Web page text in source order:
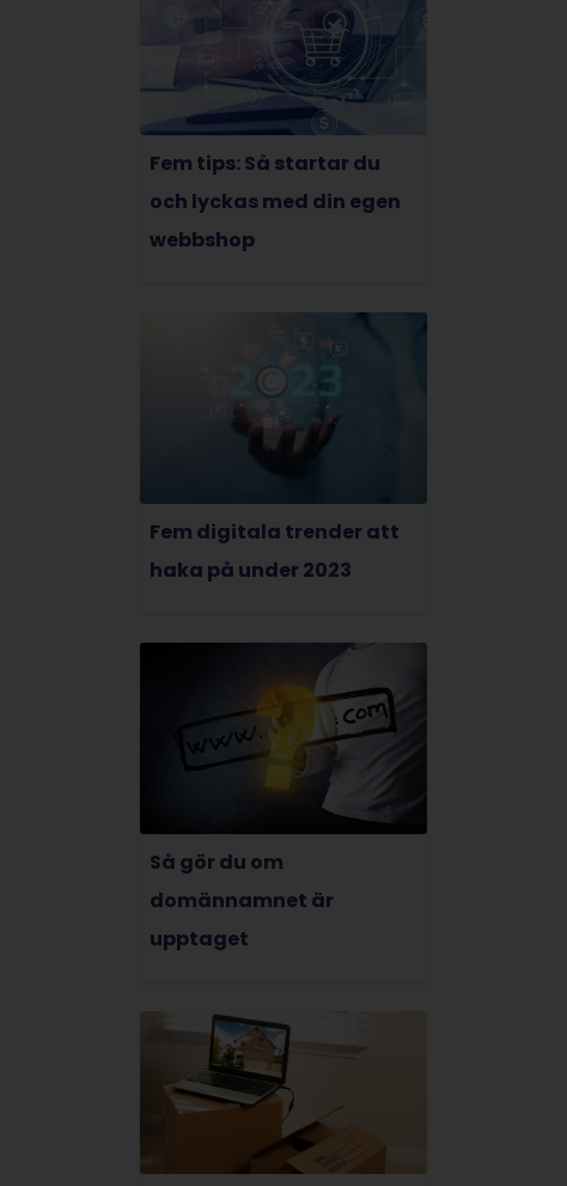
Fem tips: Så startar du
och lyckas med din egen
webbshop
Fem digitala trender att
haka på under 2023
Så gör du om
domännamnet är
upptaget